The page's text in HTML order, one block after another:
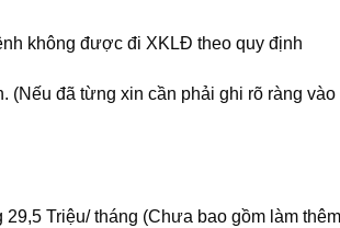
không được đi XKLĐ theo quy định
đã từng xin cần phải ghi rõ ràng
29,5 Triệu/ tháng (Chưa bao gồm làm